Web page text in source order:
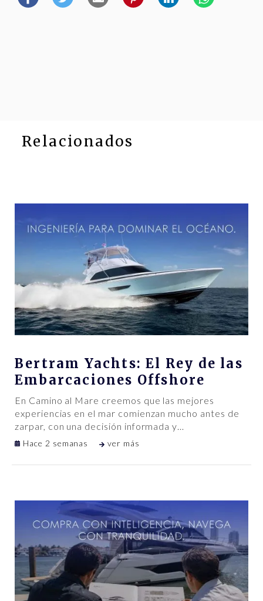
Relacionados
Bertram Yachts: El Rey de las
Embarcaciones Offshore
En Camino al Mare creemos que las mejores
experiencias en el mar comienzan mucho antes de
zarpar, con una decisión informada y…
Hace 2 semanas ver más